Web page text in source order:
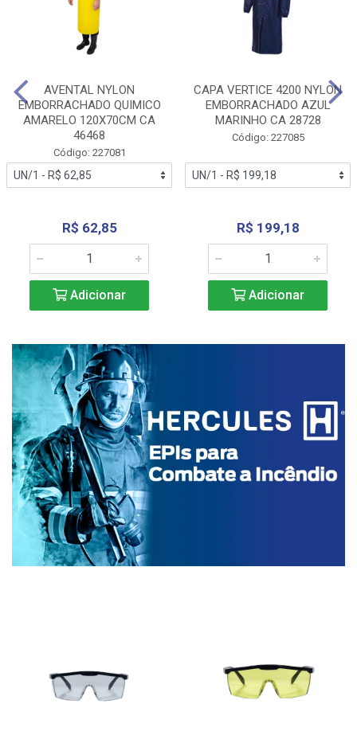
AVENTAL NYLON
EMBORRACHADO QUIMICO
AMARELO 120X70CM CA
46468
Código: 227081
R$ 62,85
Adicionar
CAPA VERTICE 4200 NYLON
EMBORRACHADO AZUL
MARINHO CA 28728
Código: 227085
R$ 199,18
Adicionar